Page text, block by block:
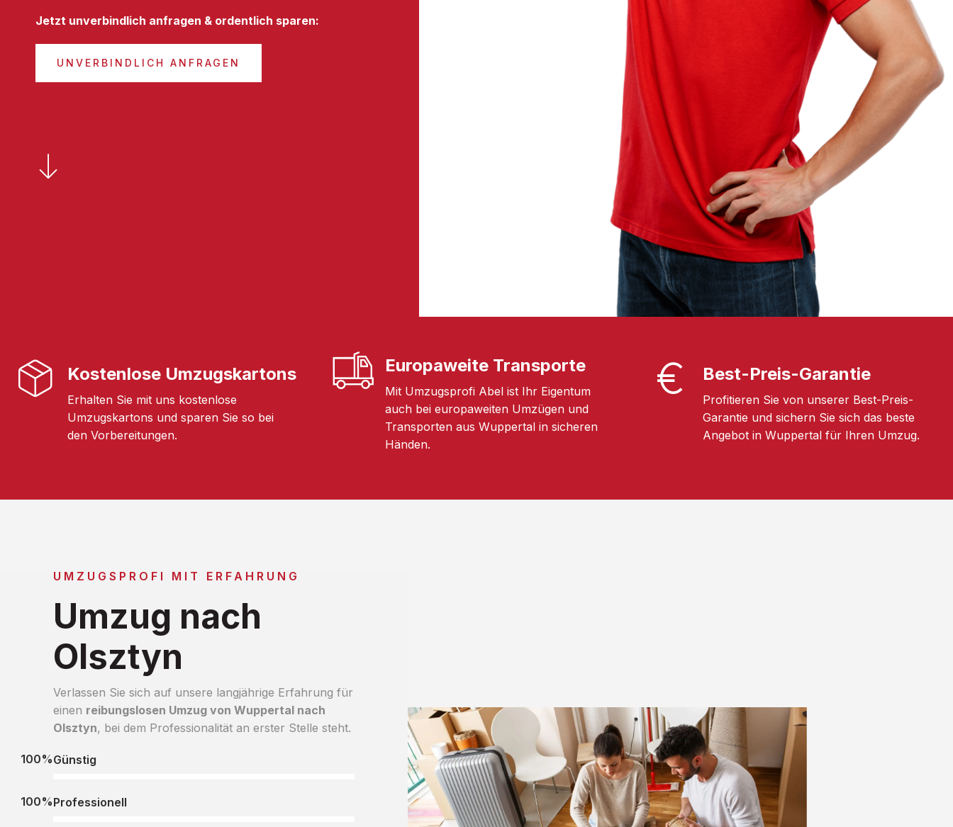
Jetzt unverbindlich anfragen & ordentlich sparen:
UNVERBINDLICH ANFRAGEN
Kostenlose Umzugskartons
Erhalten Sie mit uns kostenlose
Umzugskartons und sparen Sie so bei
den Vorbereitungen.
Europaweite Transporte
Mit Umzugsprofi Abel ist Ihr Eigentum
auch bei europaweiten Umzügen und
Transporten aus Wuppertal in sicheren
Händen.
Best-Preis-Garantie
Profitieren Sie von unserer Best-Preis-
Garantie und sichern Sie sich das beste
Angebot in Wuppertal für Ihren Umzug.
UMZUGSPROFI MIT ERFAHRUNG
Umzug nach
Olsztyn
Verlassen Sie sich auf unsere langjährige Erfahrung für
einen reibungslosen Umzug von Wuppertal nach
Olsztyn, bei dem Professionalität an erster Stelle steht.
Günstig
100%
Professionell
100%